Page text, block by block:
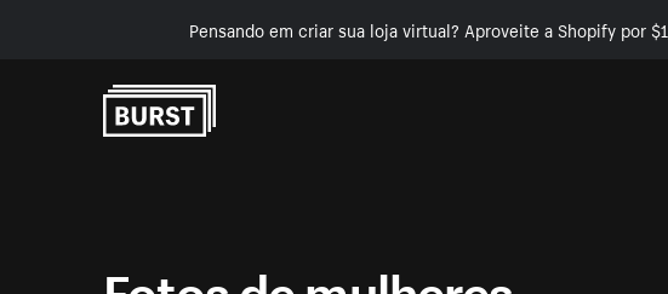
Pensando em criar sua loja virtual? Aproveite a Shopify por